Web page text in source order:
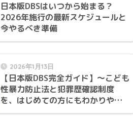
日本版DBSはいつから始まる？
2026年施行の最新スケジュールと
今やるべき準備
2026年1月13日
【日本版DBS完全ガイド】〜こども
性暴力防止法と犯罪歴確認制度
を、はじめての方にもわかりやす
く〜